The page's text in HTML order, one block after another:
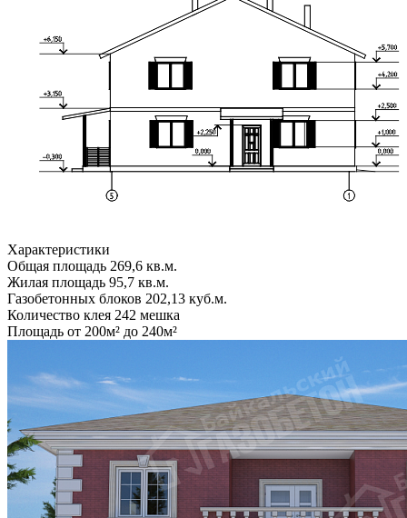
Характеристики
Общая площадь 269,6 кв.м.
Жилая площадь 95,7 кв.м.
Газобетонных блоков 202,13 куб.м.
Количество клея 242 мешка
Площадь от 200м² до 240м²